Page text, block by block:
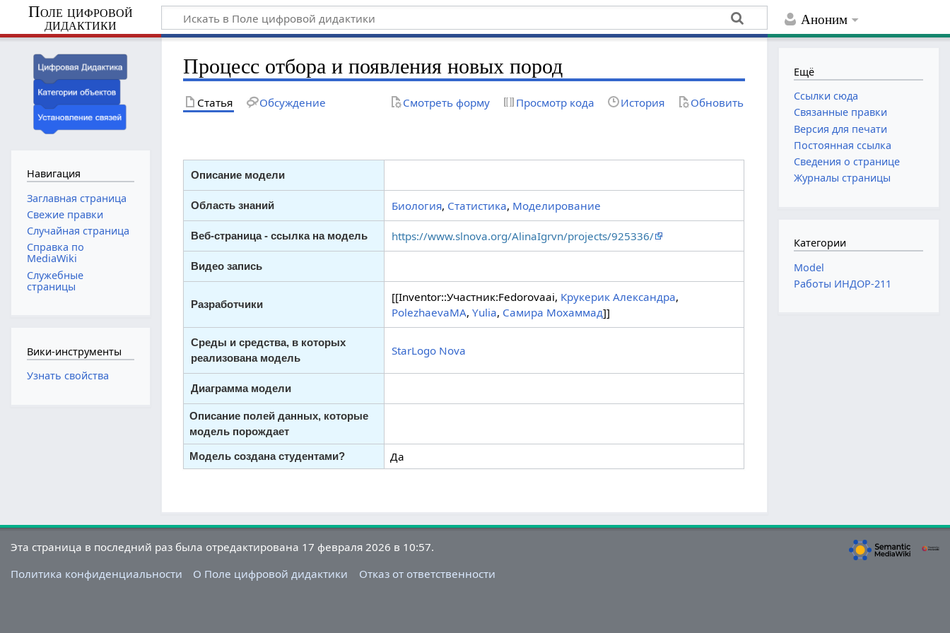
Аноним
Поле цифровой
дидактики
Процесс отбора и появления новых пород
Статья Обсуждение Смотреть форму Просмотр кода История Обновить
Описание модели
Область знаний Биология, Статистика, Моделирование
Веб-страница - ссылка на модель https://www.slnova.org/AlinaIgrvn/projects/925336/
Видео запись
Разработчики
[[Inventor::Участник:Fedorovaai, Крукерик Александра,
PolezhaevaMA,Yulia, Самира Мохаммад]]
Среды и средства, в которых
реализована модель
StarLogo Nova
Диаграмма модели
Описание полей данных, которые
модель порождает
Модель создана студентами? Да
Навигация
Заглавная страница
Свежие правки
Случайная страница
Справка по
MediaWiki
Служебные
страницы
Вики-инструменты
Узнать свойства
Ещё
Ссылки сюда
Связанные правки
Версия для печати
Постоянная ссылка
Сведения о странице
Журналы страницы
Категории
Model
Работы ИНДОР-211
Эта страница в последний раз была отредактирована 17 февраля 2026 в 10:57.
Политика конфиденциальности
О Поле цифровой дидактики Отказ от ответственности